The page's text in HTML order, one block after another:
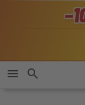
menu search